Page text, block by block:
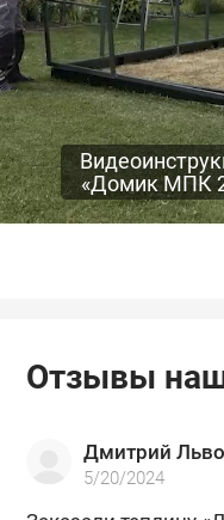
«Домик МПК
Отзывы
Дмитрий
5/20/2024